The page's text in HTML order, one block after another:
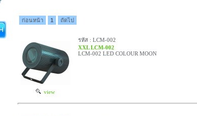
ก่อนหน้า 1 ถัดไป
view
รหัส : LCM-002
XXL LCM-002
LCM-002 LED COLOUR MOON